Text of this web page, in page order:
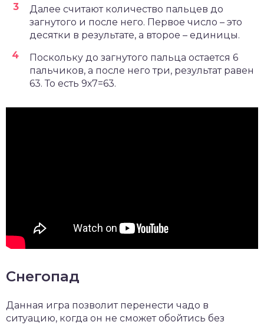
Далее считают количество пальцев до
загнутого и после него. Первое число – это
десятки в результате, а второе – единицы.
Поскольку до загнутого пальца остается 6
пальчиков, а после него три, результат равен
63. То есть 9х7=63.
Снегопад
Данная игра позволит перенести чадо в
ситуацию, когда он не сможет обойтись без